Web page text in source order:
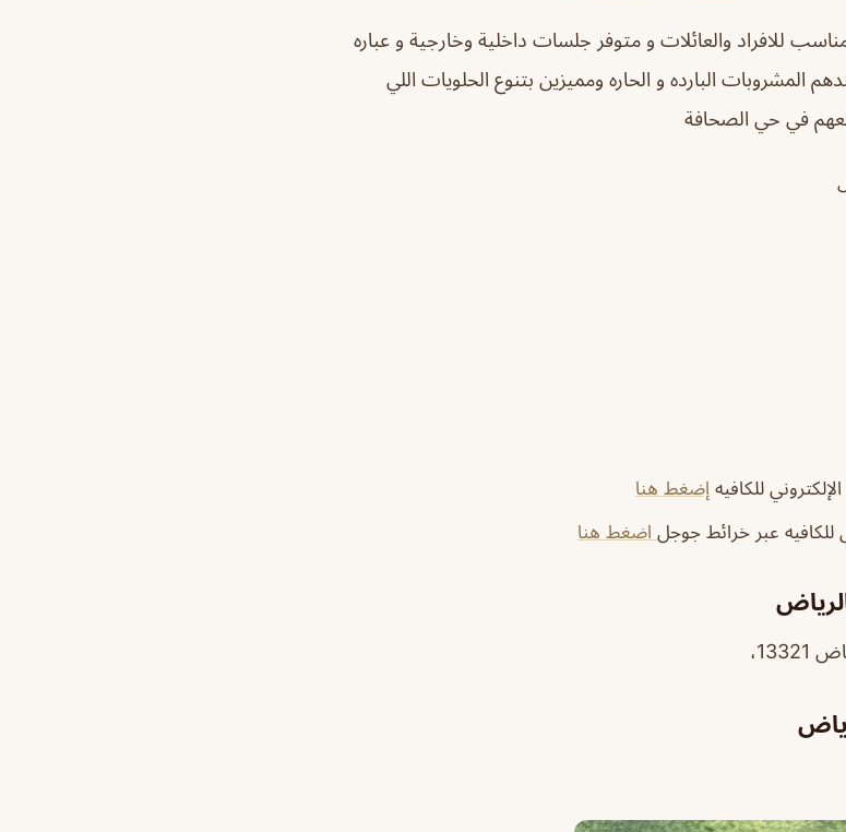
للافراد والعائلات و متوفر جلسات داخلية وخارجية و عباره
البارده و الحاره ومميزين بتنوع الحلويات اللي
في حي الصحافة
للكافيه إضغط هنا
للكافيه عبر خرائط جوجل اضغط هنا